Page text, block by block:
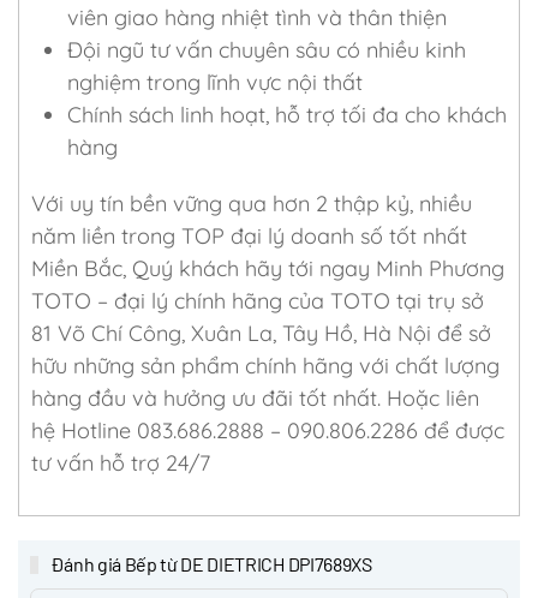
viên giao hàng nhiệt tình và thân thiện
Đội ngũ tư vấn chuyên sâu có nhiều kinh
nghiệm trong lĩnh vực nội thất
Chính sách linh hoạt, hỗ trợ tối đa cho khách
hàng
Với uy tín bền vững qua hơn 2 thập kỷ, nhiều
năm liền trong TOP đại lý doanh số tốt nhất
Miền Bắc, Quý khách hãy tới ngay Minh Phương
TOTO – đại lý chính hãng của TOTO tại trụ sở
81 Võ Chí Công, Xuân La, Tây Hồ, Hà Nội để sở
hữu những sản phẩm chính hãng với chất lượng
hàng đầu và hưởng ưu đãi tốt nhất. Hoặc liên
hệ Hotline 083.686.2888 – 090.806.2286 để được
tư vấn hỗ trợ 24/7
Đánh giá Bếp từ DE DIETRICH DPI7689XS